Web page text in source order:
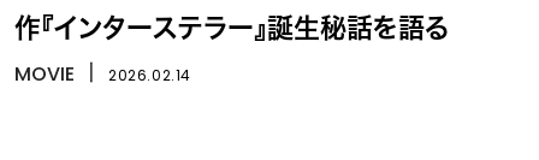
作『インターステラー』誕生秘話を語る
MOVIE 2026.02.14